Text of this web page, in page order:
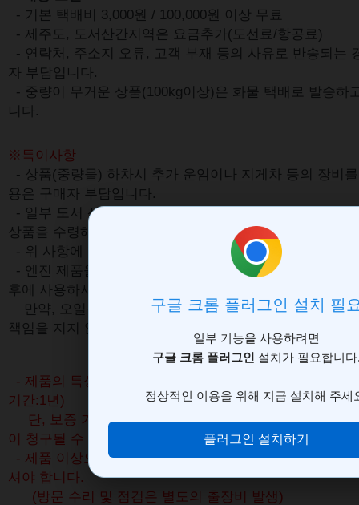
- 기본 택배비 3,000원 / 100,000원 이상 무료
- 제주도, 도서산간지역은 요금추가(도선료/항공료)
- 연락처, 주소지 오류, 고객 부재 등의 사유로 반송되는
자 부담입니다.
- 중량이 무거운 상품(100kg이상)은 화물 택배로 발송하
니다.
※특이사항
- 상품(중량물) 하차시 추가 운임이나 지게차 등의 장비
용은 구매자 부담입니다.
- 일부 도서 산간지역은 배송이 불가능 할수 있으며 직접
상품을 수령해야 합니다.
- 위 사항에 불복하여 반품시에는 왕복 운송비를 구매자
- 엔진 제품을 박스 상태로 배송을 받으시는 경우는 엔진
후에 사용하시기를 바랍니다.
만약, 오일을 주입하지 않고 사용하셔서 발생하는 제품
책임을 지지 않습니다.
- 제품의 특성상 품질보증서가 동봉 되어 있지 않을 경우
기간:1년)
단, 보증 기간 이내라 하더라도 소모품의 부속이 고장
이 청구될 수 있습니다.
- 제품 이상으로 인한 수리나 점검 시는 저희 고객센터와
셔야 합니다.
(방문 수리 및 점검은 별도의 출장비 발생)